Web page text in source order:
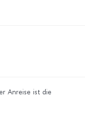
Anreise ist die